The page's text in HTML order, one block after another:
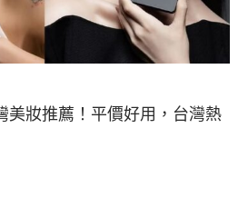
美妝推薦！平價好用，台灣熱